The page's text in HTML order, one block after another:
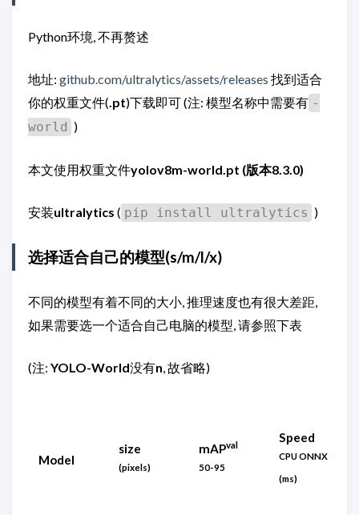
Python环境, 不再赘述
地址: github.com/ultralytics/assets/releases 找到适合
你的权重文件(.pt)下载即可 (注: 模型名称中需要有 -
world )
本文使用权重文件yolov8m-world.pt (版本8.3.0)
安装ultralytics ( pip install ultralytics )
选择适合自己的模型(s/m/l/x)
不同的模型有着不同的大小, 推理速度也有很大差距,
如果需要选一个适合自己电脑的模型, 请参照下表
(注: YOLO-World没有n, 故省略)
Model
size
(pixels)
mAPval
50-95
Speed
CPU ONNX
(ms)